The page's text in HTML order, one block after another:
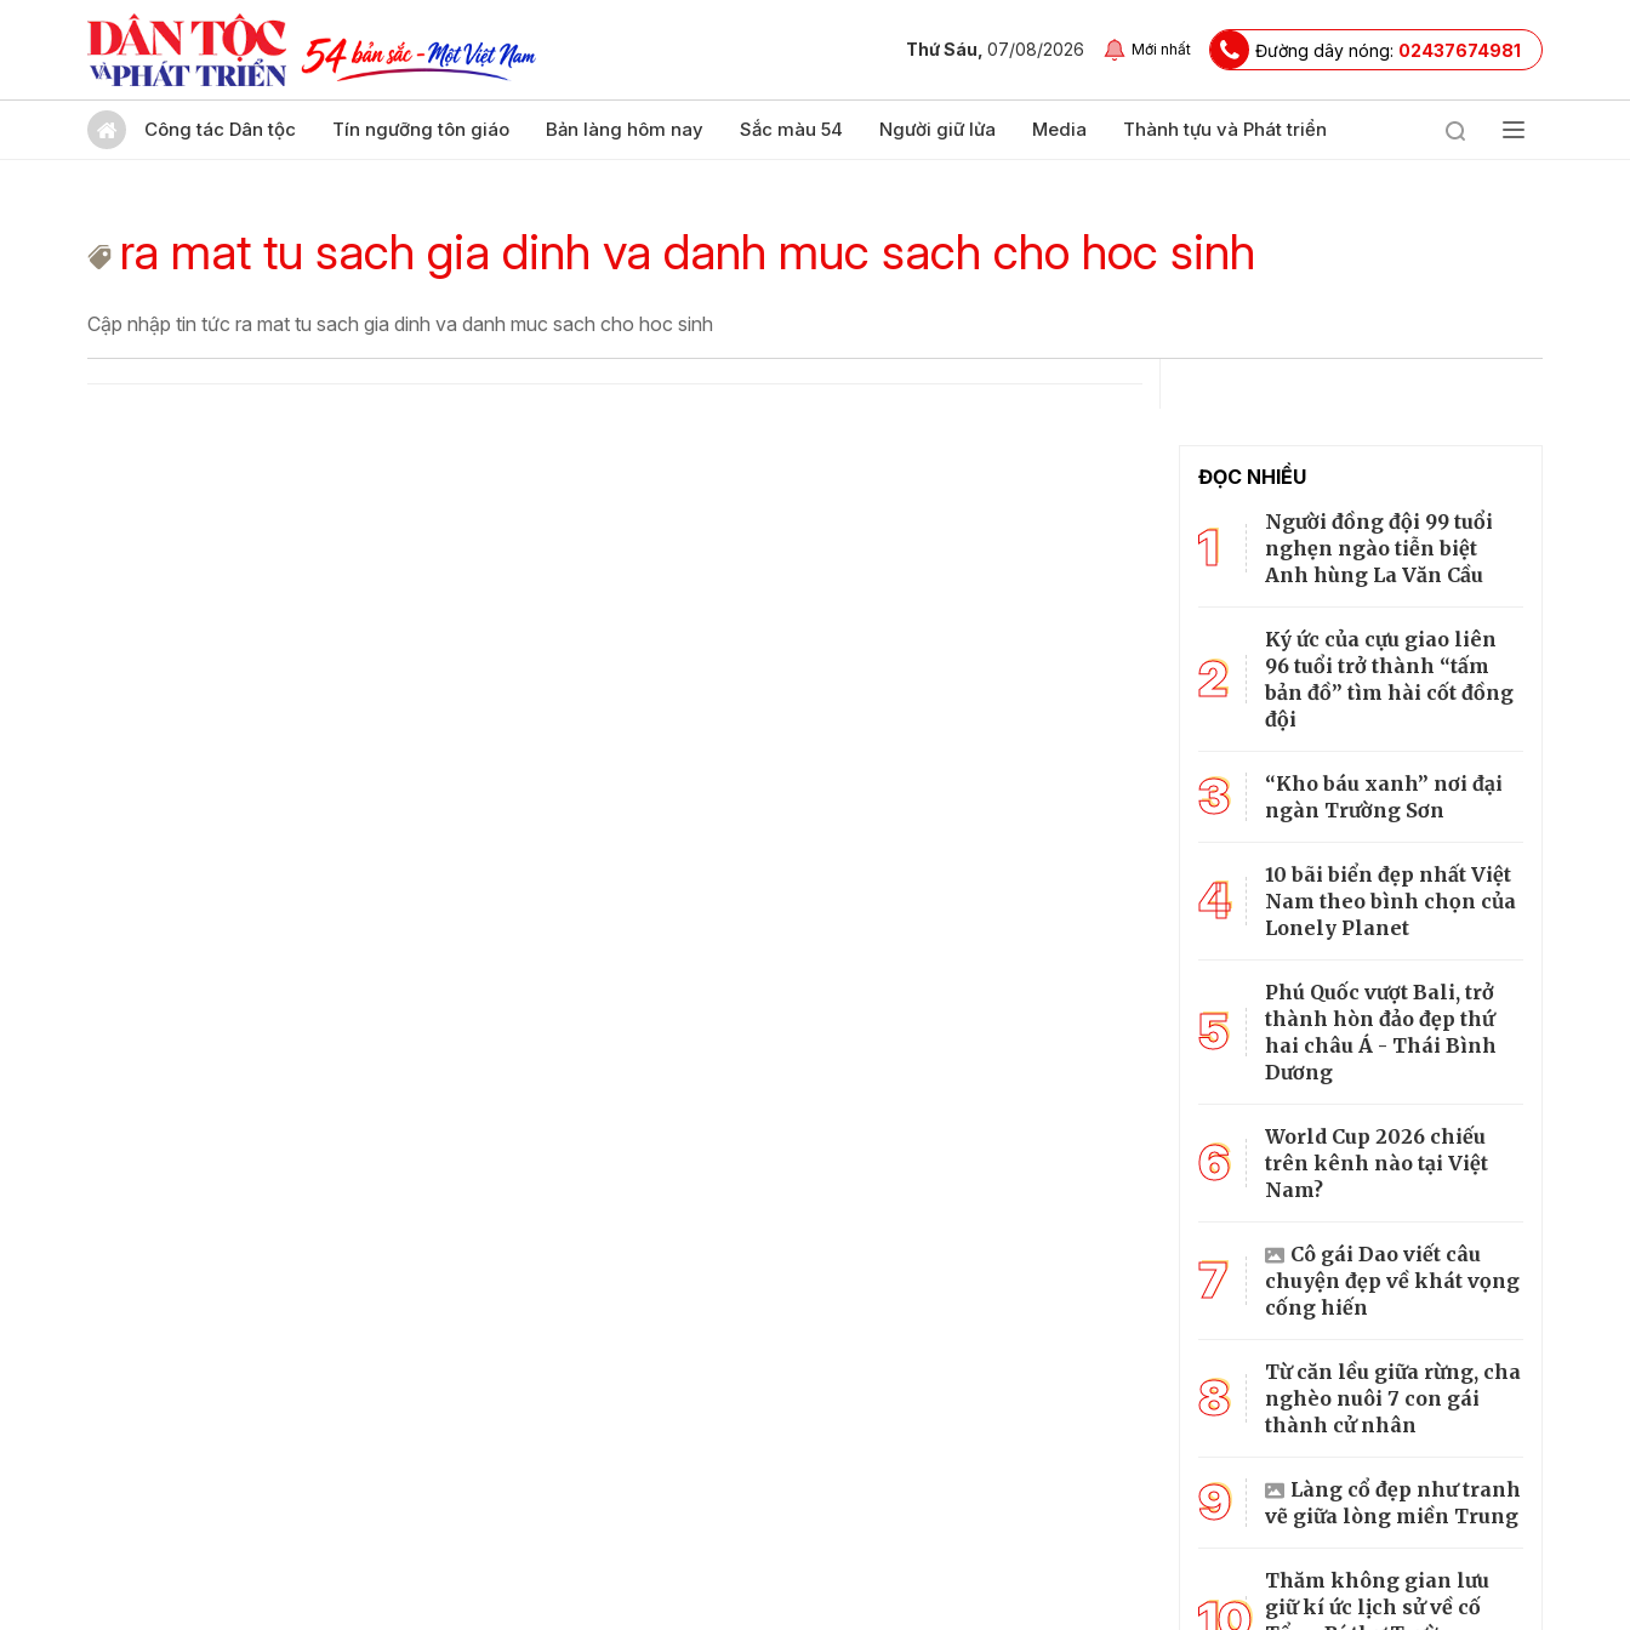
Thứ Sáu, 07/08/2026 Mới nhất Đường dây nóng: 02437674981
Công tác Dân tộc Tín ngưỡng tôn giáo Bản làng hôm nay Sắc màu 54 Người giữ lửa Media Thành tựu và Phát triển
ra mat tu sach gia dinh va danh muc sach cho hoc sinh
Cập nhập tin tức ra mat tu sach gia dinh va danh muc sach cho hoc sinh
ĐỌC NHIỀU
1
Người đồng đội 99 tuổi
nghẹn ngào tiễn biệt
Anh hùng La Văn Cầu
2
Ký ức của cựu giao liên
96 tuổi trở thành “tấm
bản đồ” tìm hài cốt đồng
đội
3
“Kho báu xanh” nơi đại
ngàn Trường Sơn
4
10 bãi biển đẹp nhất Việt
Nam theo bình chọn của
Lonely Planet
5
Phú Quốc vượt Bali, trở
thành hòn đảo đẹp thứ
hai châu Á - Thái Bình
Dương
6
World Cup 2026 chiếu
trên kênh nào tại Việt
Nam?
7
Cô gái Dao viết câu
chuyện đẹp về khát vọng
cống hiến
8
Từ căn lều giữa rừng, cha
nghèo nuôi 7 con gái
thành cử nhân
9
Làng cổ đẹp như tranh
vẽ giữa lòng miền Trung
Thăm không gian lưu
giữ kí ức lịch sử về cố